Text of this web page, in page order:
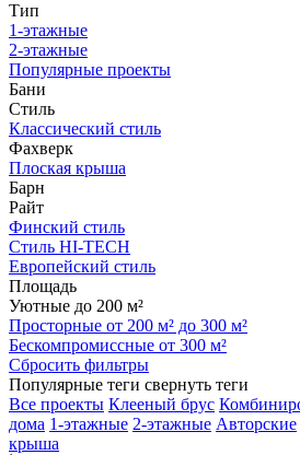
Тип
1-этажные
2-этажные
Популярные проекты
Бани
Стиль
Классический стиль
Фахверк
Плоская крыша
Барн
Райт
Финский стиль
Стиль HI-TECH
Европейский стиль
Площадь
Уютные до 200 м²
Просторные от 200 м² до 300 м²
Бескомпромиссные от 300 м²
Сбросить фильтры
Популярные теги свернуть теги
Все проекты Клееный брус
дома 1-этажные 2-этажные Авторские
крыша